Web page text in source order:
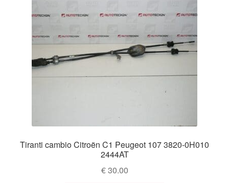
Rimostranza
Spedizione in tutto il mondo
Tiranti cambio Citroën C1 Peugeot 107 3820-0H010
2444AT
€30.00